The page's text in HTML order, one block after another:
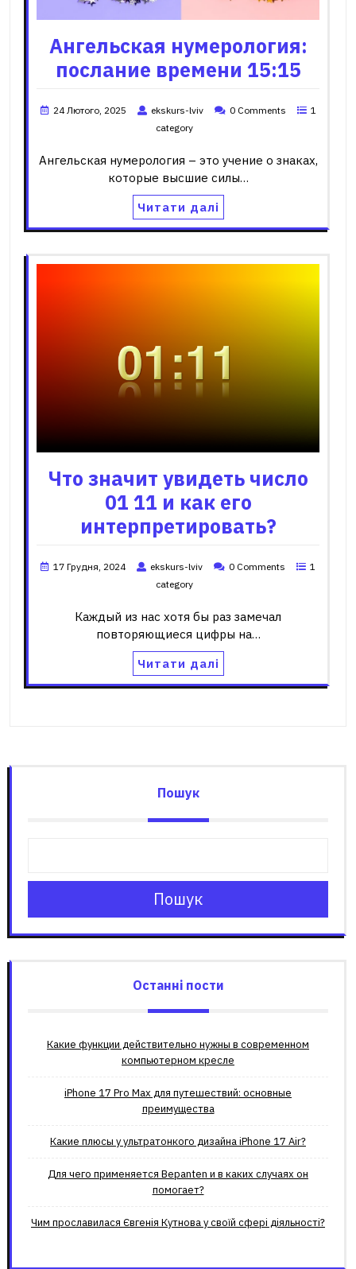
Ангельская нумерология:
послание времени 15:15
24 Лютого, 2025 ekskurs-lviv 0 Comments
1
category
Ангельская нумерология – это учение о знаках,
которые высшие силы…
Читати далі
Что значит увидеть число
01 11 и как его
интерпретировать?
17 Грудня, 2024 ekskurs-lviv 0 Comments
1
category
Каждый из нас хотя бы раз замечал
повторяющиеся цифры на…
Читати далі
Пошук
Пошук
Останні пости
Какие функции действительно нужны в современном
компьютерном кресле
iPhone 17 Pro Max для путешествий: основные
преимущества
Какие плюсы у ультратонкого дизайна iPhone 17 Air?
Для чего применяется Bepanten и в каких случаях он
помогает?
Чим прославилася Євгенія Кутнова у своїй сфері діяльності?